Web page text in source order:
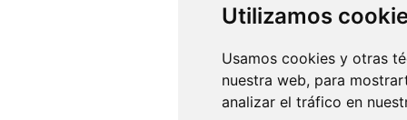
Utilizamos
Usamos cookies y otras
nuestra web, para
analizar el tráfico en